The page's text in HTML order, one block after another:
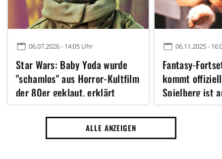
Krake Tür Monster Sterben und Tod
Fortpflanzung Wissenschaftler Medikament
Mensch-Tier-Beziehung Mutation Millionär
Hochhaus Säugetier
06.07.2026 - 14:05 Uhr
Star Wars: Baby Yoda wurde
"schamlos" aus Horror-Kultfilm
der 80er geklaut, erklärt
Regisseur
06.11.2025 -
Fantasy-
kommt
Spielberg ist
ALLE ANZEIGEN